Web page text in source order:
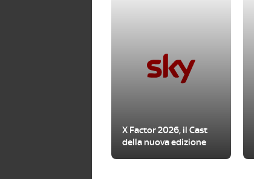
X Factor 2026, il Cast
della nuova edizione